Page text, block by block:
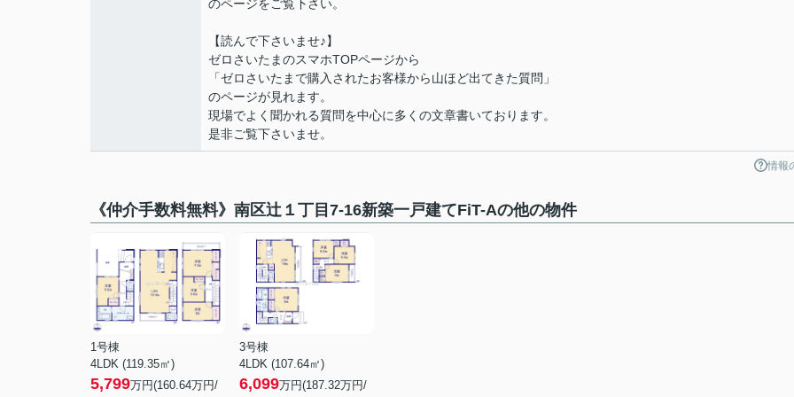
のページをご覧下さい。
【読んで下さいませ♪】
ゼロさいたまのスマホTOPページから
「ゼロさいたまで購入されたお客様から山ほど出てきた質問」
のページが見れます。
現場でよく聞かれる質問を中心に多くの文章書いております。
是非ご覧下さいませ。
情報
《仲介手数料無料》南区辻１丁目7-16新築一戸建てFiT-Aの他の物件
1号棟
4LDK (119.35㎡)
5,799万円(160.64万円/
3号棟
4LDK (107.64㎡)
6,099万円(187.32万円/